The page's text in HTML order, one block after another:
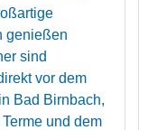
genießen
sind
vor dem
Bad Birnbach,
und dem